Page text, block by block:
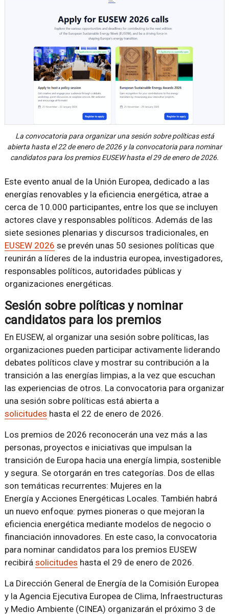
La convocatoria para organizar una sesión sobre políticas está
abierta hasta el 22 de enero de 2026 y la convocatoria para nominar
candidatos para los premios EUSEW hasta el 29 de enero de 2026.
Este evento anual de la Unión Europea, dedicado a las
energías renovables y la eficiencia energética, atrae a
cerca de 10.000 participantes, entre los que se incluyen
actores clave y responsables políticos. Además de las
siete sesiones plenarias y discursos tradicionales, en
EUSEW 2026 se prevén unas 50 sesiones políticas que
reunirán a líderes de la industria europea, investigadores,
responsables políticos, autoridades públicas y
organizaciones energéticas.
Sesión sobre políticas y nominar
candidatos para los premios
En EUSEW, al organizar una sesión sobre políticas, las
organizaciones pueden participar activamente liderando
debates políticos clave y mostrar su contribución a la
transición a las energías limpias, a la vez que escuchan
las experiencias de otros. La convocatoria para organizar
una sesión sobre políticas está abierta a
solicitudes hasta el 22 de enero de 2026.
Los premios de 2026 reconocerán una vez más a las
personas, proyectos e iniciativas que impulsan la
transición de Europa hacia una energía limpia, sostenible
y segura. Se otorgarán en tres categorías. Dos de ellas
son temáticas recurrentes: Mujeres en la
Energía y Acciones Energéticas Locales. También habrá
un nuevo enfoque: pymes pioneras o que mejoran la
eficiencia energética mediante modelos de negocio o
financiación innovadores. En este caso, la convocatoria
para nominar candidatos para los premios EUSEW
recibirá solicitudes hasta el 29 de enero de 2026.
La Dirección General de Energía de la Comisión Europea
y la Agencia Ejecutiva Europea de Clima, Infraestructuras
y Medio Ambiente (CINEA) organizarán el próximo 3 de